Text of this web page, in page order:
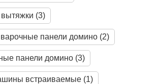
(3)
панели домино (2)
панели домино (3)
встраиваемые (1)